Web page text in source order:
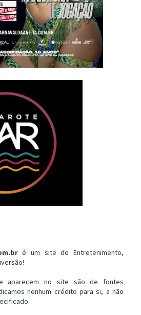
é um site de Entretenimento,
aparecem no site são de fontes
nenhum crédito para si, a não